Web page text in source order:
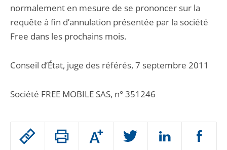
Passer
Augmenter
ou
normalement en mesure de se prononcer sur la
requête à fin d’annulation présentée par la société
Free dans les prochains mois.
Conseil d’État, juge des référés, 7 septembre 2011
Société FREE MOBILE SAS, n° 351246